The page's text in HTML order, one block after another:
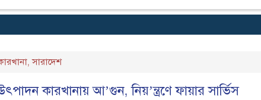
,সারাদেশ
কারখানায় আ’গুন, নিয়’ন্ত্রণে ফায়ার সার্ভিস